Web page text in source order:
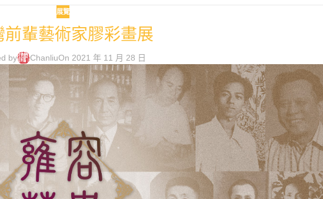
展覽
前輩藝術家膠彩畫展
by ChanliuOn 2021 年 11 月 28 日